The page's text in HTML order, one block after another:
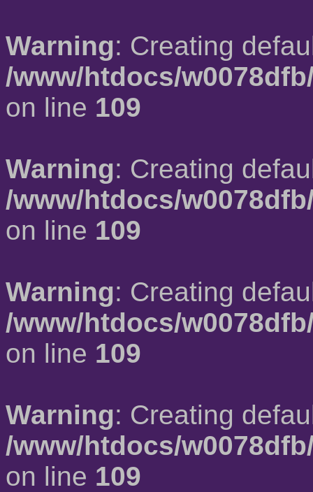
Warning: Creating
/www/htdocs/
on line 109
Warning: Creating
/www/htdocs/
on line 109
Warning: Creating
/www/htdocs/
on line 109
Warning: Creating
/www/htdocs/
on line 109